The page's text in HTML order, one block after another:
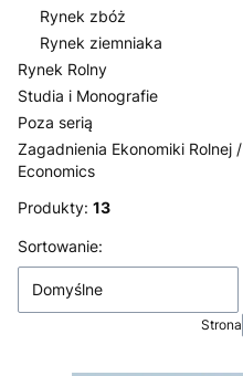
Rynek zbóż
Rynek ziemniaka
Rynek Rolny
Studia i Monografie
Poza serią
Zagadnienia Ekonomiki Rolnej
Economics
Koniec menu
Produkty: 13
Lista produktów
Sortowanie:
Domyślne
Strona